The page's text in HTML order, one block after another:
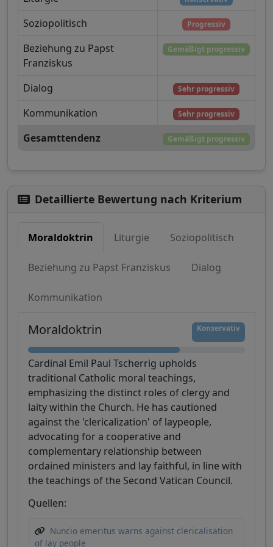
Soziopolitisch Progressiv
Beziehung zu Papst
Franziskus
Gemäßigt progressiv
Dialog Sehr progressiv
Kommunikation Sehr progressiv
Gesamttendenz Gemäßigt progressiv
Detaillierte Bewertung nach Kriterium
Moraldoktrin Liturgie Soziopolitisch
Beziehung zu Papst Franziskus Dialog
Kommunikation
Moraldoktrin Konservativ
Cardinal Emil Paul Tscherrig upholds
traditional Catholic moral teachings,
emphasizing the distinct roles of clergy and
laity within the Church. He has cautioned
against the 'clericalization' of laypeople,
advocating for a cooperative and
complementary relationship between
ordained ministers and lay faithful, in line with
the teachings of the Second Vatican Council.
Quellen:
Nuncio emeritus warns against clericalisation
of lay people